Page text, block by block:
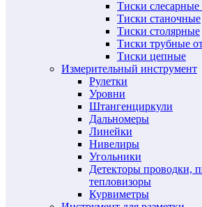
Тиски
Тиски станочные
Тиски столярные
Тиски трубные
Тиски цепные
Измерительный инструмент
Рулетки
Уровни
Штангенциркули
Дальномеры
Линейки
Нивелиры
Угольники
Детекторы проводки,
тепловизоры
Курвиметры